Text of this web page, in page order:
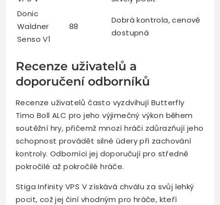
Donic
Waldner
Senso V1
88
Dobrá kontrola, cenově
dostupná
Recenze uživatelů a
doporučení odborníků
Recenze uživatelů často vyzdvihují Butterfly
Timo Boll ALC pro jeho výjimečný výkon během
soutěžní hry, přičemž mnozí hráči zdůrazňují jeho
schopnost provádět silné údery při zachování
kontroly. Odborníci jej doporučují pro středně
pokročilé až pokročilé hráče.
Stiga Infinity VPS V získává chválu za svůj lehký
pocit, což jej činí vhodným pro hráče, kteří